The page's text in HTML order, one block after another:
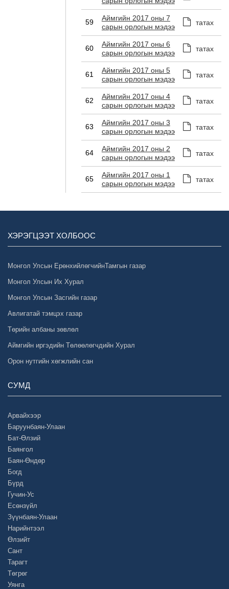
59
Аймгийн 2017 оны 7
сарын орлогын мэдээ
татах
60
Аймгийн 2017 оны 6
сарын орлогын мэдээ
татах
61
Аймгийн 2017 оны 5
сарын орлогын мэдээ
татах
62
Аймгийн 2017 оны 4
сарын орлогын мэдээ
татах
63
Аймгийн 2017 оны 3
сарын орлогын мэдээ
татах
64
Аймгийн 2017 оны 2
сарын орлогын мэдээ
татах
65
Аймгийн 2017 оны 1
сарын орлогын мэдээ
татах
ХЭРЭГЦЭЭТ ХОЛБООС
Монгол Улсын ЕрөнхийлөгчийнТамгын газар
Монгол Улсын Их Хурал
Монгол Улсын Засгийн газар
Авлигатай тэмцэх газар
Төрийн албаны зөвлөл
Аймгийн иргэдийн Төлөөлөгчдийн Хурал
Орон нутгийн хөгжлийн сан
СУМД
Арвайхээр
Баруунбаян-Улаан
Бат-Өлзий
Баянгол
Баян-Өндөр
Богд
Бүрд
Гучин-Ус
Есөнзүйл
Зүүнбаян-Улаан
Нарийнтээл
Өлзийт
Сант
Тарагт
Төгрөг
Уянга